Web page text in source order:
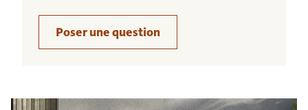
Poser une question